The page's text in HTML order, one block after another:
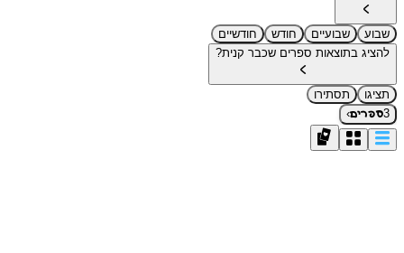
שבוע שבועיים חודש
חודשיים
להציג בתוצאות ספרים שכבר קנית?
תציגו
תסתירו
3ספרים›